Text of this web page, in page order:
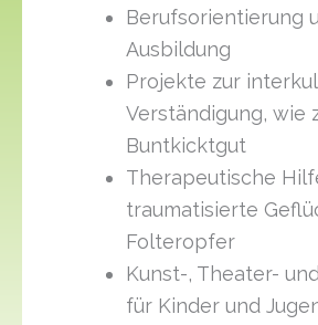
Berufsorientierung
Ausbildung
Projekte zur
Verständigung, wie
Buntkicktgut
Therapeutische
traumatisierte
Folteropfer
Kunst-, Theater-
für Kinder und